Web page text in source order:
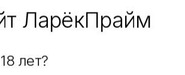
ЛарёкПрайм
лет?